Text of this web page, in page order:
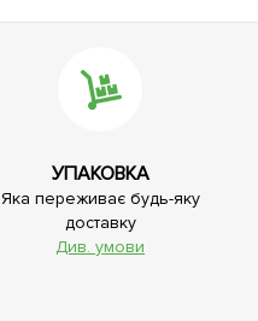
УПАКОВКА
Яка переживає будь-яку
доставку
Див. умови